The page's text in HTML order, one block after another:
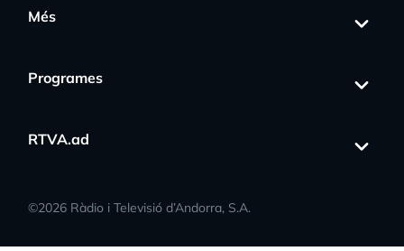
Més
Programes
RTVA.ad
©2026 Ràdio i Televisió d’Andorra, S.A.